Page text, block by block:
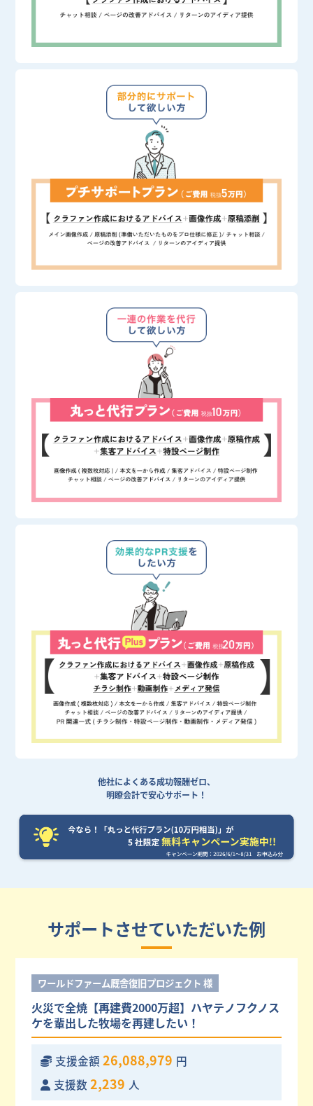
他社によくある成功報酬ゼロ、
明瞭会計で安心サポート！
サポートさせていただいた例
ワールドファーム厩舎復旧プロジェクト 様
火災で全焼【再建費2000万超】ハヤテノフクノス
ケを輩出した牧場を再建したい！
支援金額 26,088,979 円
支援数 2,239 人